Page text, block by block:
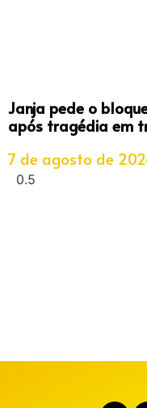
Janja pede o
após tragédia em
7 de agosto de